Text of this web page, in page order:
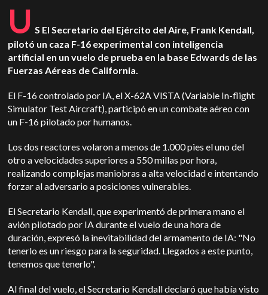
U S El Secretario del Ejército del Aire, Frank Kendall,
pilotó un caza F-16 experimental con inteligencia
artificial en un vuelo de prueba en la base Edwards de las
Fuerzas Aéreas de California.
El F-16 controlado por IA, el X-62A VISTA (Variable In-flight
Simulator Test Aircraft), participó en un combate aéreo con
un F-16 pilotado por humanos.
Los dos reactores volaron a menos de 1.000 pies el uno del
otro a velocidades superiores a 550 millas por hora,
realizando complejas maniobras a alta velocidad e intentando
forzar al adversario a posiciones vulnerables.
El Secretario Kendall, que experimentó de primera mano el
avión pilotado por IA durante el vuelo de una hora de
duración, expresó la inevitabilidad del armamento de IA: "No
tenerlo es un riesgo para la seguridad. Llegados a este punto,
tenemos que tenerlo".
Al final del vuelo, el Secretario Kendall declaró que había visto